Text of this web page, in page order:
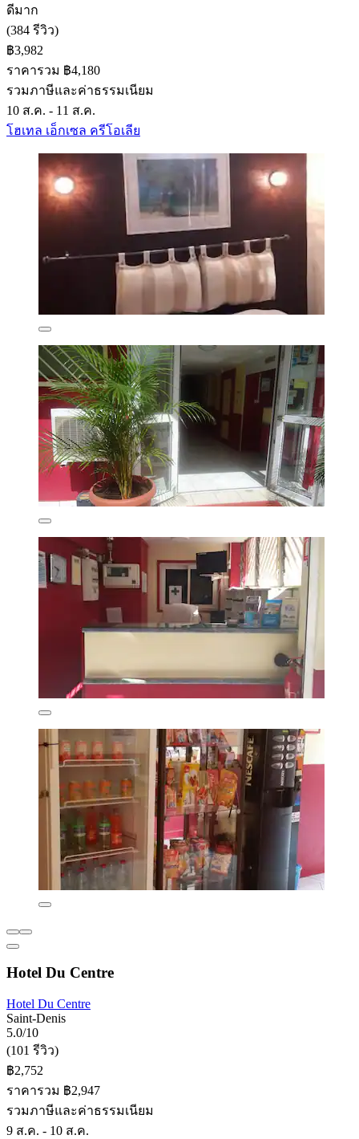
ดีมาก
(384 รีวิว)
฿3,982
ราคารวม ฿4,180
รวมภาษีและค่าธรรมเนียม
10 ส.ค. - 11 ส.ค.
โฮเทล เอ็กเซล ครีโอเลีย
Hotel Du Centre
Hotel Du Centre
Saint-Denis
5.0/10
(101 รีวิว)
฿2,752
ราคารวม ฿2,947
รวมภาษีและค่าธรรมเนียม
9 ส.ค. - 10 ส.ค.